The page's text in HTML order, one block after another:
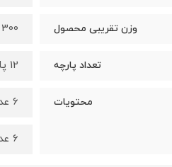
وزن تقریبی محصول 300 گرم
تعداد پارچه 12 پارچه
محتویات 6 عدد کارد میوه خوری
6 عدد چنگال میوه خوری